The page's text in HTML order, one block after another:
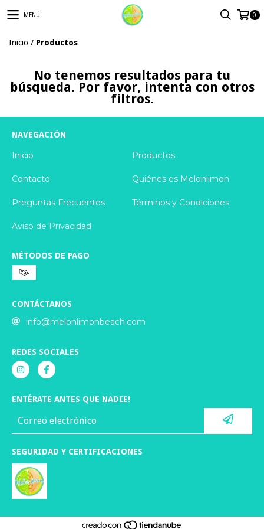
MENÚ 0
Inicio / Productos
No tenemos resultados para tu
búsqueda. Por favor, intenta con otros
filtros.
NAVEGACIÓN
Inicio Productos
Contacto Quiénes es Melonlimon
Preguntas Frecuentes Términos y Condiciones
Aviso de Privacidad
MÉTODOS DE PAGO
CONTÁCTANOS
info@melonlimonbeach.com
REDES SOCIALES
ENTÉRATE ANTES QUE NADIE!
SEGURIDAD Y CERTIFICACIONES